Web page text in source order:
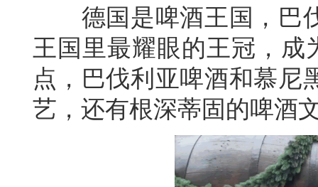
德国是啤酒王国，巴伐
王国里最耀眼的王冠，成
点，巴伐利亚啤酒和慕尼
艺，还有根深蒂固的啤